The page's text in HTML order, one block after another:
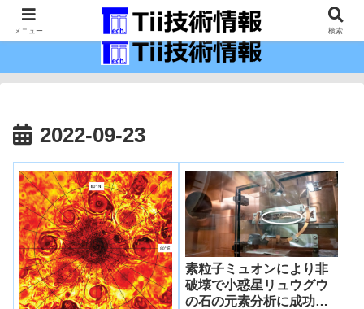
最新の科学技術の情報インフラ。
2022-09-23
素粒子ミュオンにより非
破壊で小惑星リュウグウ
の石の元素分析に成功～
メニュー 検索